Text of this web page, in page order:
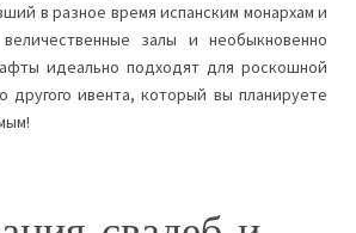
в разное время испанским монархам и
величественные залы и необыкновенно
идеально подходят для роскошной
другого ивента, который вы планируете